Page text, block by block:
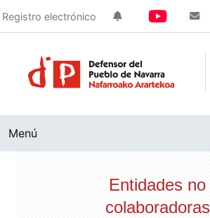
Registro electrónico
Menú
Entidades no
colaboradoras